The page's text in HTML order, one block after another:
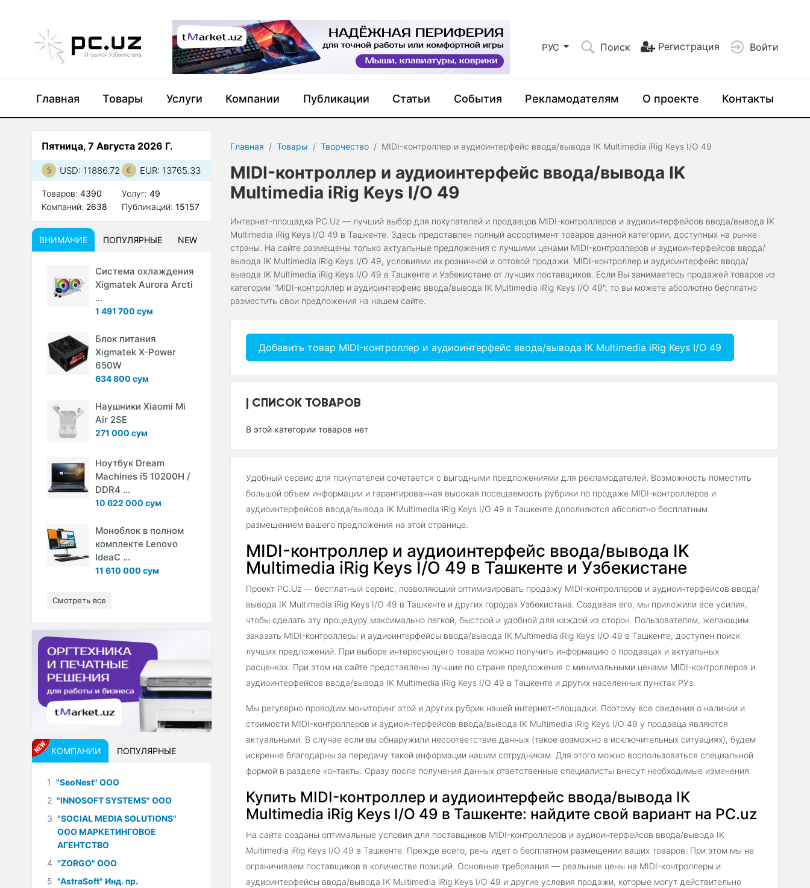
РУС Поиск Регистрация Войти
Главная Товары Услуги Компании Публикации Статьи События Рекламодателям О проекте Контакты
Главная Товары Творчество MIDI-контроллер и аудиоинтерфейс ввода/вывода IK Multimedia iRig Keys I/O 49
MIDI-контроллер и аудиоинтерфейс ввода/вывода IK
Multimedia iRig Keys I/O 49
Интернет-площадка PC.Uz — лучший выбор для покупателей и продавцов MIDI-контроллеров и аудиоинтерфейсов ввода/вывода IK
Multimedia iRig Keys I/O 49 в Ташкенте. Здесь представлен полный ассортимент товаров данной категории, доступных на рынке
страны. На сайте размещены только актуальные предложения с лучшими ценами MIDI-контроллеров и аудиоинтерфейсов ввода/
вывода IK Multimedia iRig Keys I/O 49, условиями их розничной и оптовой продажи. MIDI-контроллер и аудиоинтерфейс ввода/
вывода IK Multimedia iRig Keys I/O 49 в Ташкенте и Узбекистане от лучших поставщиков. Если Вы занимаетесь продажей товаров из
категории "MIDI-контроллер и аудиоинтерфейс ввода/вывода IK Multimedia iRig Keys I/O 49", то вы можете абсолютно бесплатно
разместить свои предложения на нашем сайте.
Добавить товар MIDI-контроллер и аудиоинтерфейс ввода/вывода IK Multimedia iRig Keys I/O 49
СПИСОК ТОВАРОВ
В этой категории товаров нет
Удобный сервис для покупателей сочетается с выгодными предложениями для рекламодателей. Возможность поместить
большой объем информации и гарантированная высокая посещаемость рубрики по продаже MIDI-контроллеров и
аудиоинтерфейсов ввода/вывода IK Multimedia iRig Keys I/O 49 в Ташкенте дополняются абсолютно бесплатным
размещением вашего предложения на этой странице.
MIDI-контроллер и аудиоинтерфейс ввода/вывода IK
Multimedia iRig Keys I/O 49 в Ташкенте и Узбекистане
Проект PC.Uz — бесплатный сервис, позволяющий оптимизировать продажу MIDI-контроллеров и аудиоинтерфейсов ввода/
вывода IK Multimedia iRig Keys I/O 49 в Ташкенте и других городах Узбекистана. Создавая его, мы приложили все усилия,
чтобы сделать эту процедуру максимально легкой, быстрой и удобной для каждой из сторон. Пользователям, желающим
заказать MIDI-контроллеры и аудиоинтерфейсы ввода/вывода IK Multimedia iRig Keys I/O 49 в Ташкенте, доступен поиск
лучших предложений. При выборе интересующего товара можно получить информацию о продавцах и актуальных
расценках. При этом на сайте представлены лучшие по стране предложения с минимальными ценами MIDI-контроллеров и
аудиоинтерфейсов ввода/вывода IK Multimedia iRig Keys I/O 49 в Ташкенте и других населенных пунктах РУз.
Мы регулярно проводим мониторинг этой и других рубрик нашей интернет-площадки. Поэтому все сведения о наличии и
стоимости MIDI-контроллеров и аудиоинтерфейсов ввода/вывода IK Multimedia iRig Keys I/O 49 у продавца являются
актуальными. В случае если вы обнаружили несоответствие данных (такое возможно в исключительных ситуациях), будем
искренне благодарны за передачу такой информации нашим сотрудникам. Для этого можно воспользоваться специальной
формой в разделе контакты. Сразу после получения данных ответственные специалисты внесут необходимые изменения.
Купить MIDI-контроллер и аудиоинтерфейс ввода/вывода IK
Multimedia iRig Keys I/O 49 в Ташкенте: найдите свой вариант на PC.uz
На сайте созданы оптимальные условия для поставщиков MIDI-контроллеров и аудиоинтерфейсов ввода/вывода IK
Multimedia iRig Keys I/O 49 в Ташкенте. Прежде всего, речь идет о бесплатном размещении ваших товаров. При этом мы не
ограничиваем поставщиков в количестве позиций. Основные требования — реальные цены на MIDI-контроллеры и
аудиоинтерфейсы ввода/вывода IK Multimedia iRig Keys I/O 49 и другие условия продажи, которые могут действительно
Пятница, 7 Августа 2026 Г.
USD: 11886.72 EUR: 13765.33
Товаров: 4390
Компаний: 2638
Услуг:49
Публикаций:15157
ВНИМАНИЕ ПОПУЛЯРНЫЕ NEW
Система охлаждения
Xigmatek Aurora Arcti
...
1 491 700 сум
Блок питания
Xigmatek X-Power
650W
634 800 сум
Наушники Xiaomi Mi
Air 2SE
271 000 сум
Ноутбук Dream
Machines i5 10200H /
DDR4 ...
10 622 000 сум
Моноблок в полном
комплекте Lenovo
IdeaC ...
11 610 000 сум
Смотреть все
КОМПАНИИ ПОПУЛЯРНЫЕ
1 "SeoNest" ООО
2 "INNOSOFT SYSTEMS" ООО
3 "SOCIAL MEDIA SOLUTIONS"
ООО МАРКЕТИНГОВОЕ
АГЕНТСТВО
4 "ZORGO" ООО
5 "AstraSoft" Инд. пр.